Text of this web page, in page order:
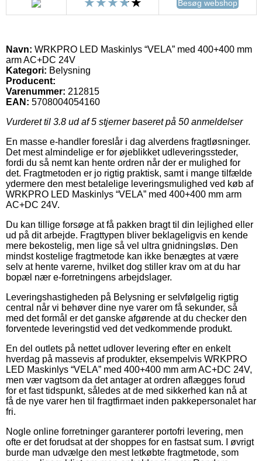
Besøg webshop
Navn: WRKPRO LED Maskinlys “VELA” med 400+400 mm
arm AC+DC 24V
Kategori: Belysning
Producent:
Varenummer: 212815
EAN: 5708004054160
Vurderet til 3.8 ud af 5 stjerner baseret på 50 anmeldelser
En masse e-handler foreslår i dag alverdens fragtløsninger.
Det mest almindelige er for øjeblikket udleveringssteder,
fordi du så nemt kan hente ordren når der er mulighed for
det. Fragtmetoden er jo rigtig praktisk, samt i mange tilfælde
ydermere den mest betalelige leveringsmulighed ved køb af
WRKPRO LED Maskinlys “VELA” med 400+400 mm arm
AC+DC 24V.
Du kan tillige forsøge at få pakken bragt til din lejlighed eller
ud på dit arbejde. Fragttypen bliver beklageligvis en kende
mere bekostelig, men lige så vel ultra gnidningsløs. Den
mindst kostelige fragtmetode kan ikke benægtes at være
selv at hente varerne, hvilket dog stiller krav om at du har
bopæl nær e-forretningens arbejdslager.
Leveringshastigheden på Belysning er selvfølgelig rigtig
central når vi behøver dine nye varer om få sekunder, så
med det formål er det ganske afgørende at du checker den
forventede leveringstid ved det vedkommende produkt.
En del outlets på nettet udlover levering efter en enkelt
hverdag på massevis af produkter, eksempelvis WRKPRO
LED Maskinlys “VELA” med 400+400 mm arm AC+DC 24V,
men vær vagtsom da det antager at ordren aflægges forud
for et fast tidspunkt, således at de med sikkerhed kan nå at
få de nye varer hen til fragtfirmaet inden pakkepersonalet har
fri.
Nogle online forretninger garanterer portofri levering, men
ofte er det forudsat at der shoppes for en fastsat sum. I øvrigt
burde man udvælge den mest letkøbte fragtmetode, som